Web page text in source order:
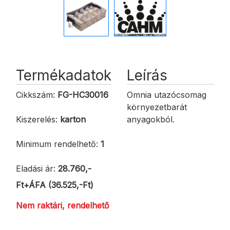
Termékadatok
Cikkszám: FG-HC30016
Kiszerelés: karton
Minimum rendelhető: 1
Eladási ár: 28.760,-
Ft+ÁFA (36.525,-Ft)
Nem raktári, rendelhető
Leírás
Omnia utazócsomag
környezetbarát
anyagokból.